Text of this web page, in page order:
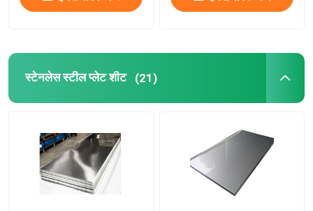
स्टेनलेस स्टील प्लेट शीट (21)